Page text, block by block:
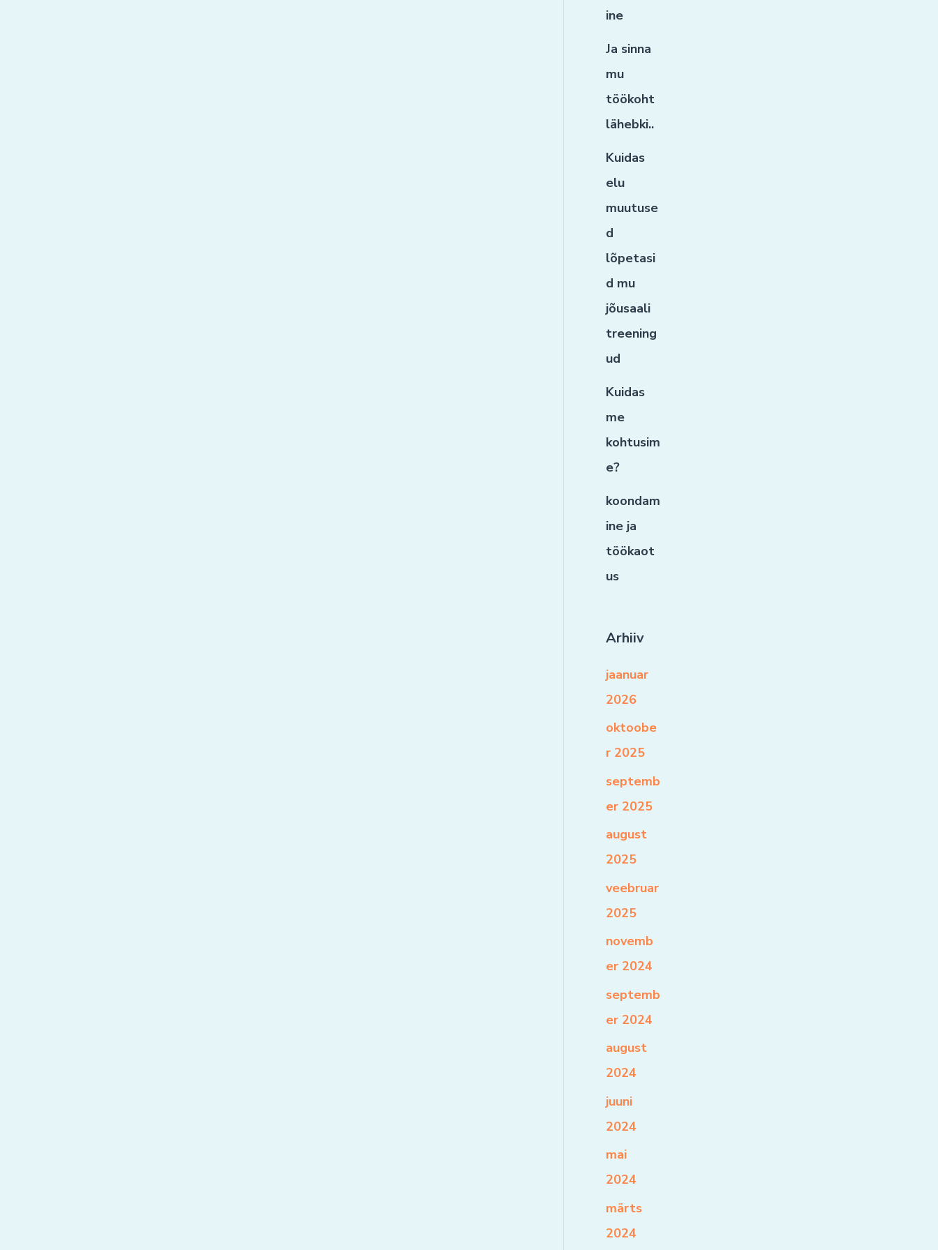
ine
Ja sinna
mu
töökoht
lähebki..
Kuidas
elu
muutuse
d
lõpetasi
d mu
jõusaali
treening
ud
Kuidas
me
kohtusim
e?
koondam
ine ja
töökaot
us
Arhiiv
jaanuar
2026
oktoobe
r 2025
septemb
er 2025
august
2025
veebruar
2025
novemb
er 2024
septemb
er 2024
august
2024
juuni
2024
mai
2024
märts
2024